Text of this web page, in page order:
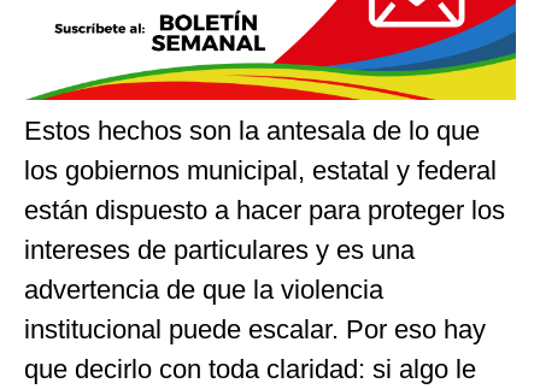
Estos hechos son la antesala de lo que
los gobiernos municipal, estatal y federal
están dispuesto a hacer para proteger los
intereses de particulares y es una
advertencia de que la violencia
institucional puede escalar. Por eso hay
que decirlo con toda claridad: si algo le